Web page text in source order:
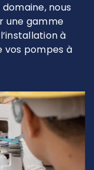
nous
une gamme
à
vos pompes à